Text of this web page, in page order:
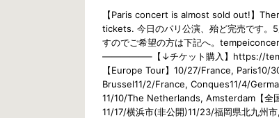
【Paris concert is almost sold out!】
tickets. 今日のパリ公演、殆ど完売です。5
すのでご希望の方は下記へ。
—————–【↓チケット購入】https://
【Europe Tour】10/27/France, Paris10/
Brussel11/2/France, Conques11/4/
11/10/The Netherlands, Amsterdam【全国
11/17/横浜市(非公開)11/23/福岡県北九州